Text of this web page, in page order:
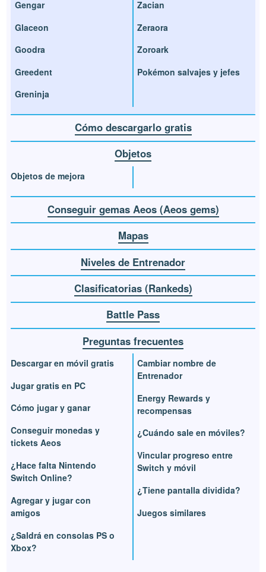
Gengar
Glaceon
Goodra
Greedent
Greninja
Zacian
Zeraora
Zoroark
Pokémon salvajes y jefes
Cómo descargarlo gratis
Objetos
Objetos de mejora
Conseguir gemas Aeos (Aeos gems)
Mapas
Niveles de Entrenador
Clasificatorias (Rankeds)
Battle Pass
Preguntas frecuentes
Descargar en móvil gratis
Jugar gratis en PC
Cómo jugar y ganar
Conseguir monedas y
tickets Aeos
¿Hace falta Nintendo
Switch Online?
Agregar y jugar con
amigos
¿Saldrá en consolas PS o
Xbox?
Cambiar nombre de
Entrenador
Energy Rewards y
recompensas
¿Cuándo sale en móviles?
Vincular progreso entre
Switch y móvil
¿Tiene pantalla dividida?
Juegos similares